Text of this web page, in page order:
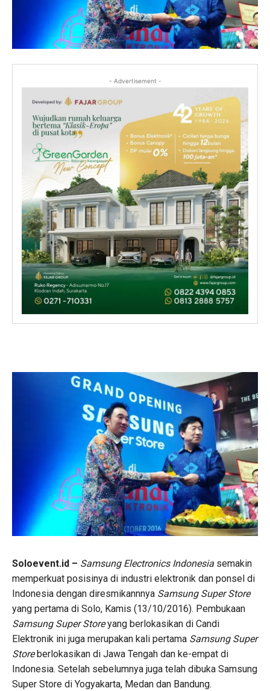
- Advertisement -
Soloevent.id – Samsung Electronics Indonesia semakin
memperkuat posisinya di industri elektronik dan ponsel di
Indonesia dengan diresmikannnya Samsung Super Store
yang pertama di Solo, Kamis (13/10/2016). Pembukaan
Samsung Super Storeyang berlokasikan di Candi
Elektronik ini juga merupakan kali pertama Samsung Super
Storeberlokasikan di Jawa Tengah dan ke-empat di
Indonesia. Setelah sebelumnya juga telah dibuka Samsung
Super Store di Yogyakarta, Medan dan Bandung.